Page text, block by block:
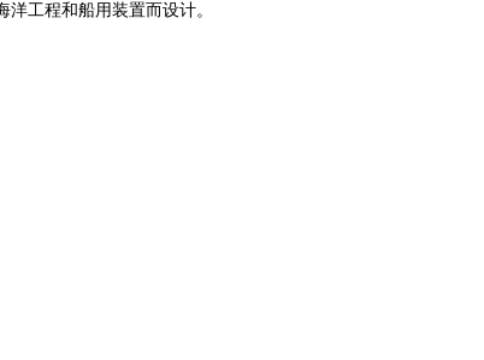
工程和船用装置而设计。